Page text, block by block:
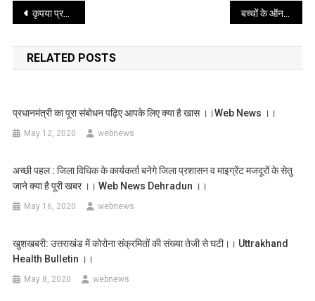
Post
navigation
कृपया प्रवासी उत्तराखण्डी ध्यान दें सूरत के बाद पुणे से भी आज चलेगी ट्रेन ।। वेब न्यूज़ ।।
RELATED POSTS
प्रधानमंत्री का पूरा संबोधन पढ़िए आपके लिए क्या है खास ।।web News ।।
May 12, 2020 webnews
अच्छी पहल : जिला विधिक के कार्यकर्ता बनेगे जिला प्रशासन व माइग्रेंट मजदूरों के सेतु
जाने क्या है पूरी खबर ।। Web News Dehradun ।।
May 16, 2020 webnews
खुशखबरी: उत्तराखंड में कोरोना संक्रमितों की संख्या तेजी से घटी।। Uttrakhand
Health Bulletin ।।
May 8, 2020 webnews